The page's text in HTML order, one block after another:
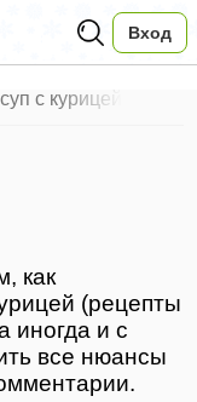
Вход
с курицей
как
(рецепты
иногда и с
все нюансы